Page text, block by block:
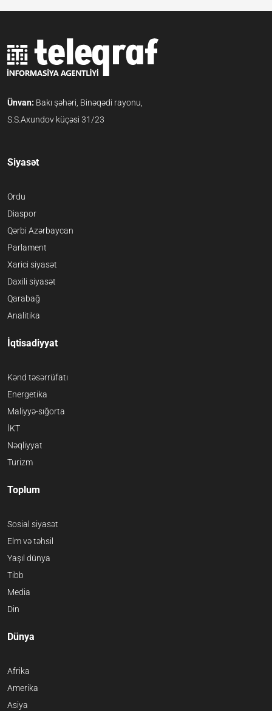
Ünvan: Bakı şəhəri, Binəqədi rayonu,
S.S.Axundov küçəsi 31/23
Siyasət
Ordu
Diaspor
Qərbi Azərbaycan
Parlament
Xarici siyasət
Daxili siyasət
Qarabağ
Analitika
İqtisadiyyat
Kənd təsərrüfatı
Energetika
Maliyyə-sığorta
İKT
Nəqliyyat
Turizm
Toplum
Sosial siyasət
Elm və təhsil
Yaşıl dünya
Tibb
Media
Din
Dünya
Afrika
Amerika
Asiya